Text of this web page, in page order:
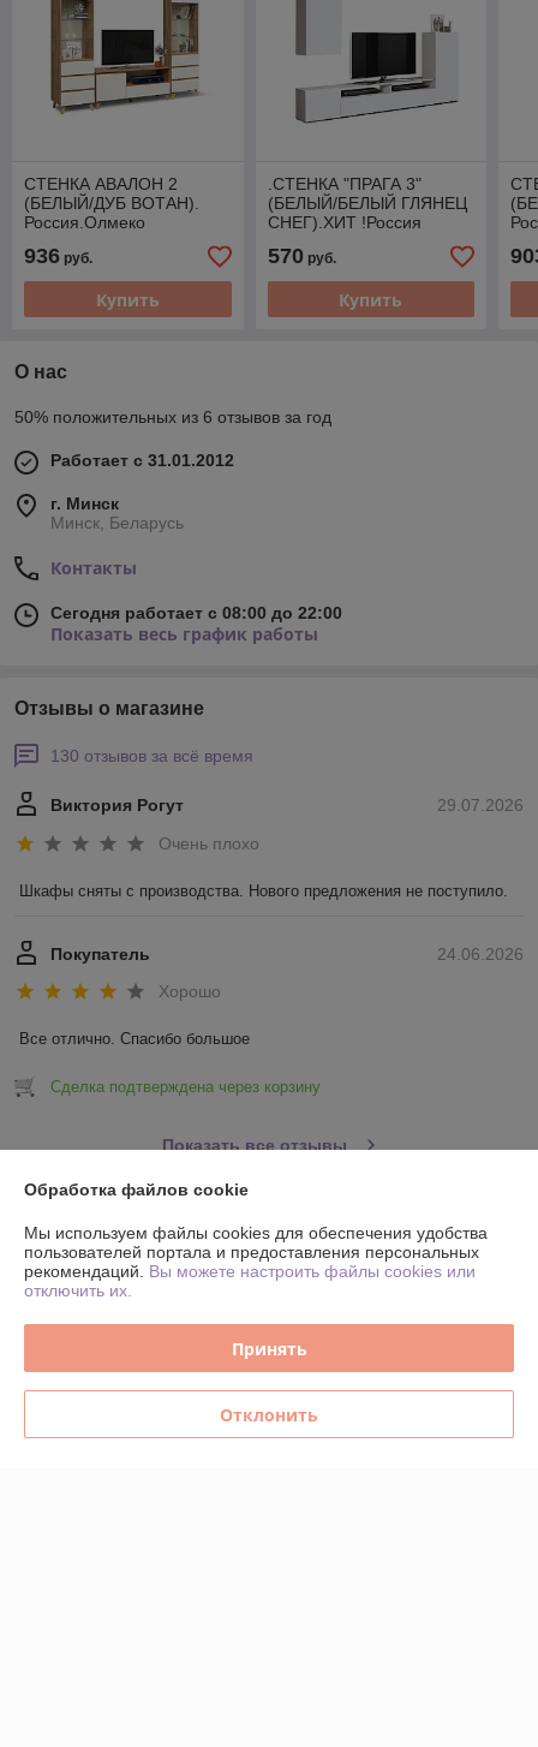
СТЕНКА АВАЛОН 2
(БЕЛЫЙ/ДУБ ВОТАН).
Россия.Олмеко
936 руб.
Купить
.СТЕНКА "ПРАГА 3"
(БЕЛЫЙ/БЕЛЫЙ ГЛЯНЕЦ
СНЕГ).ХИТ !Россия
570руб.
Купить
О нас
50% положительных из 6 отзывов за год
Работает с 31.01.2012
г. Минск
Минск, Беларусь
Контакты
Сегодня работает с 08:00 до 22:00
Показать весь график работы
Отзывы о магазине
130 отзывов за всё время
29.07.2026
Виктория Рогут
Очень плохо
Шкафы сняты с производства. Нового предложения не поступило.
24.06.2026
Покупатель
Хорошо
Все отлично. Спасибо большое
Сделка подтверждена через корзину
Показать все отзывы
О нас
Контакты
График работы
Обработка файлов cookie
Мы используем файлы cookies для обеспечения удобства
пользователей портала и предоставления персональных
рекомендаций. Вы можете настроить файлы cookies или
отключить их.
Принять
Отклонить